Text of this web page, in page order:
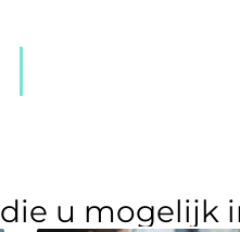
die u mogelijk